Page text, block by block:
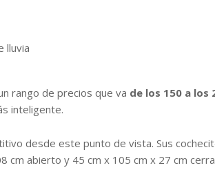
lluvia
rango de precios que va de los 150 a los
inteligente.
desde este punto de vista. Sus
cm abierto y 45 cm x 105 cm x 27 cm